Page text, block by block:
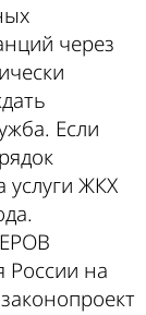
через
Если
услуги ЖКХ
России на